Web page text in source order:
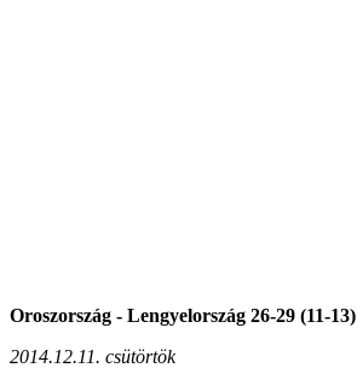
Oroszország - Lengyelország 26-29 (11-13)
2014.12.11. csütörtök